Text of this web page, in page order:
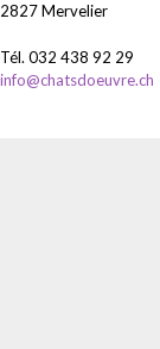
2827 Mervelier
Tél. 032 438 92 29
info@chatsdoeuvre.ch